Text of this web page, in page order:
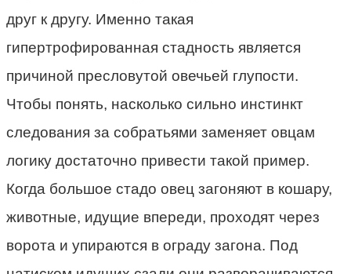
друг к другу. Именно такая
гипертрофированная стадность является
причиной пресловутой овечьей глупости.
Чтобы понять, насколько сильно инстинкт
следования за собратьями заменяет овцам
логику достаточно привести такой пример.
Когда большое стадо овец загоняют в кошару,
животные, идущие впереди, проходят через
ворота и упираются в ограду загона. Под